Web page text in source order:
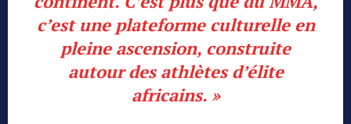
c’est une plateforme culturelle en
pleine ascension, construite
autour des athlètes d’élite
africains. »